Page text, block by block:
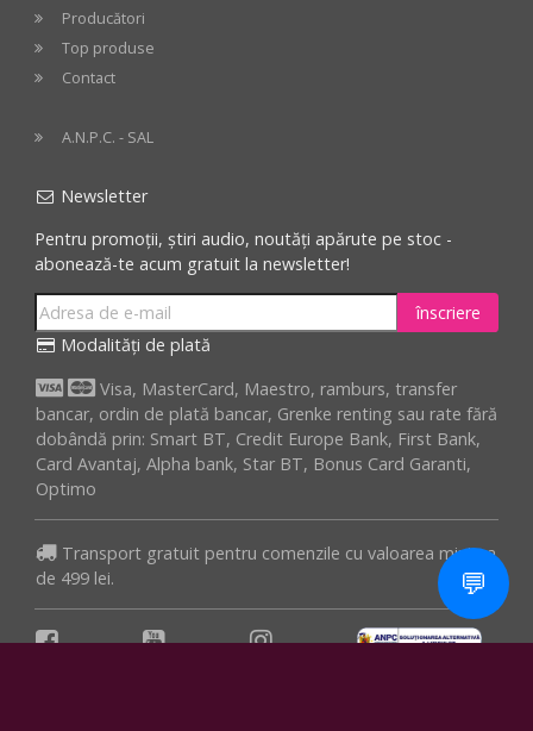
Producători
Top produse
Contact
A.N.P.C. - SAL
Newsletter
Pentru promoții, știri audio, noutăți apărute pe stoc -
abonează-te acum gratuit la newsletter!
înscriere
Modalități de plată
Visa, MasterCard, Maestro, ramburs, transfer
bancar, ordin de plată bancar, Grenke renting sau rate fără
dobândă prin: Smart BT, Credit Europe Bank, First Bank,
Card Avantaj, Alpha bank, Star BT, Bonus Card Garanti,
Optimo
Transport gratuit pentru comenzile cu valoarea minima
de 499 lei.
💬